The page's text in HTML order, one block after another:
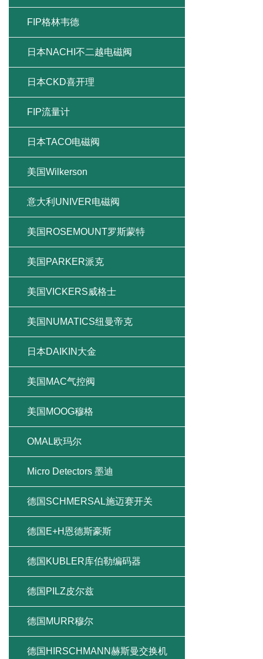
FIP格林韦德
日本NACHI不二越电磁阀
日本CKD喜开理
FIP流量计
日本TACO电磁阀
美国Wilkerson
意大利UNIVER电磁阀
美国ROSEMOUNT罗斯蒙特
美国PARKER派克
美国VICKERS威格士
美国NUMATICS纽曼帝克
日本DAIKIN大金
美国MAC气控阀
美国MOOG穆格
OMAL欧玛尔
Micro Detectors 墨迪
德国SCHMERSAL施迈赛开关
德国E+H恩德斯豪斯
德国KUBLER库伯勒编码器
德国PILZ皮尔兹
德国MURR穆尔
德国HIRSCHMANN赫斯曼交换机